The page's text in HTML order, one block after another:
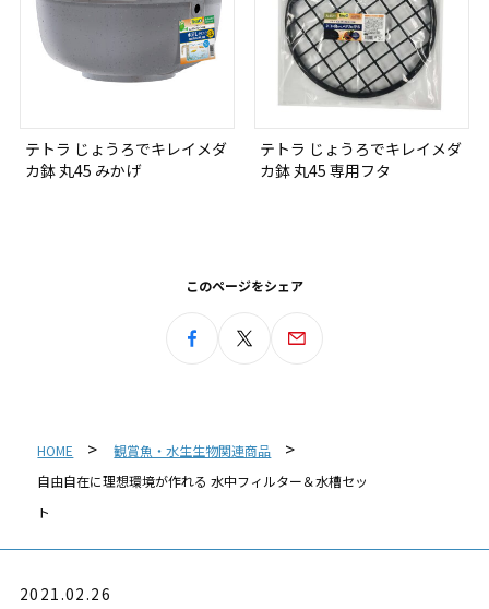
テトラ じょうろでキレイメダ
カ鉢 丸45 みかげ
テトラ じょうろでキレイメダ
カ鉢 丸45 専用フタ
このページをシェア
HOME
観賞魚・水生生物関連商品
自由自在に理想環境が作れる 水中フィルター＆水槽セッ
ト
2021.02.26